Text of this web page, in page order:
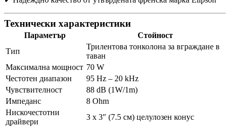
Технически характеристики
Параметър
Стойност
Тип
Трилентова тонколона за вграждане в
таван
Максимална мощност 70 W
Честотен диапазон
95 Hz – 20 kHz
Чувствителност
88 dB (1W/1m)
Импеданс
8 Ohm
Нискочестотни
драйвери
3 x 3″ (7.5 см) целулозен конус